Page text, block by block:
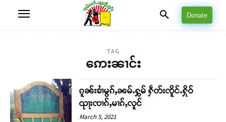
Donate
TAG
ဢေးၼၢင်း
ၵူၼ်းၶၢႆမွၵ်ႇၼမ်ႉႁွမ် ႁဵတ်းၸိူင်ႉႁိုဝ်
ၺႃးၸၢၵ်ႇမၢၵ်ႇလူင်
March 5, 2021